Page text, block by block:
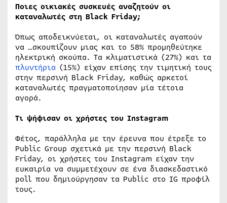
Ποιες οικιακές συσκευές αναζητούν οι
καταναλωτές στη Black Friday;
Όπως αποδεικνύεται, οι καταναλωτές αγαπούν
να …σκουπίζουν μιας και το 58% προμηθεύτηκε
ηλεκτρική σκούπα. Τα κλιματιστικά (27%) και τα
πλυντήρια (15%) είχαν επίσης την τιμητική τους
στην περσινή Black Friday, καθώς αρκετοί
καταναλωτές πραγματοποίησαν μία τέτοια
αγορά.
Τι ψήφισαν οι χρήστες του Instagram
Φέτος, παράλληλα με την έρευνα που έτρεξε το
Public Group σχετικά με την περσινή Black
Friday, οι χρήστες του Instagram είχαν την
ευκαιρία να συμμετέχουν σε ένα διασκεδαστικό
poll που δημιούργησαν τα Public στο IG προφίλ
τους.